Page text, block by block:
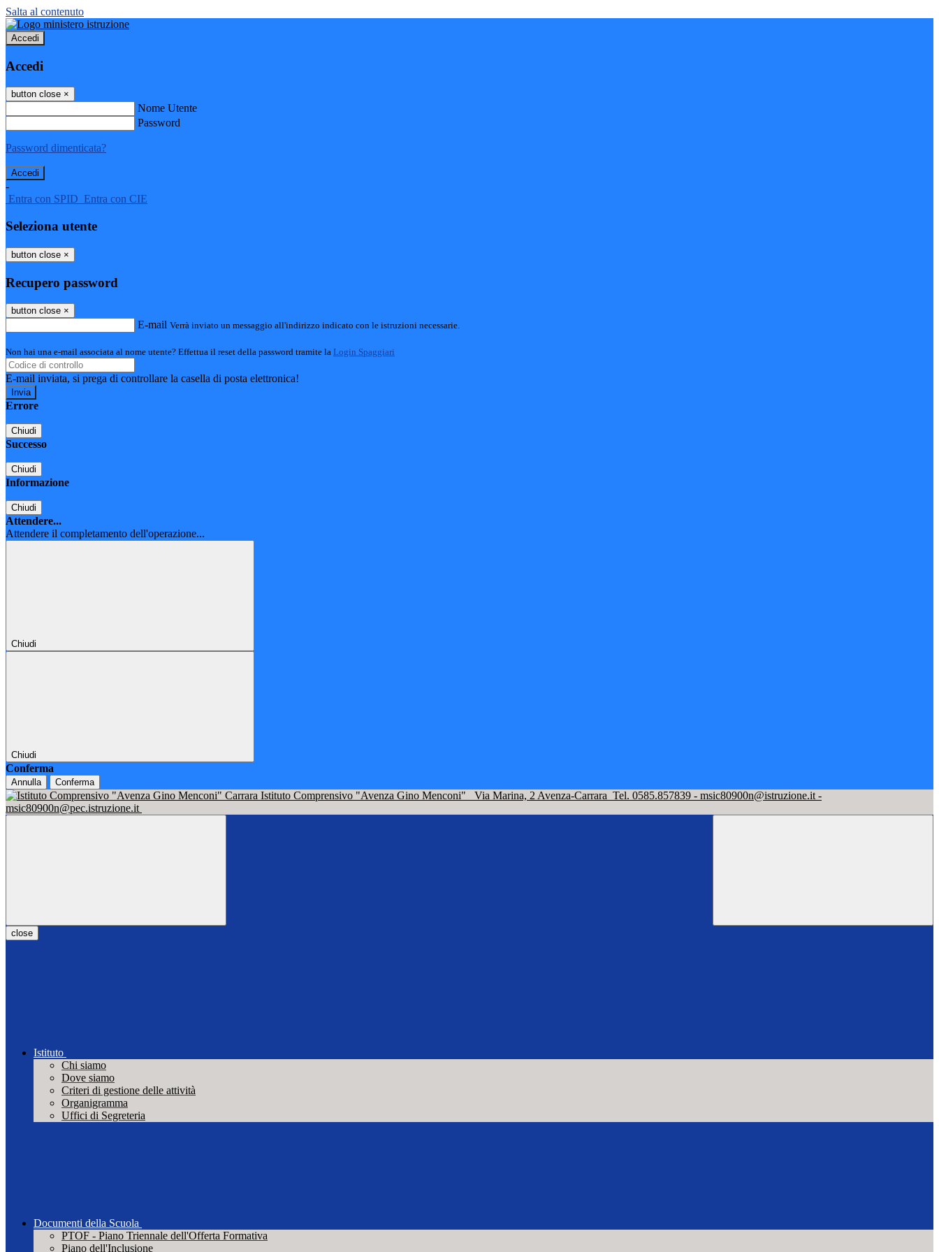
Salta al contenuto
Accedi
Accedi
button close ×
Nome Utente
Password
Password dimenticata?
-
Entra con SPID Entra con CIE
Seleziona utente
button close ×
Recupero password
button close ×
E-mail Verrà inviato un messaggio all'indirizzo indicato con le istruzioni necessarie.
Non hai una e-mail associata al nome utente? Effettua il reset della password tramite la Login Spaggiari
E-mail inviata, si prega di controllare la casella di posta elettronica!
Errore
Chiudi
Successo
Chiudi
Informazione
Chiudi
Attendere...
Attendere il completamento dell'operazione...
Chiudi
Chiudi
Conferma
Annulla Conferma
Istituto Comprensivo "Avenza Gino Menconi" Via Marina, 2 Avenza-Carrara Tel. 0585.857839 - msic80900n@istruzione.it -
msic80900n@pec.istruzione.it
close
Istituto
Chi siamo
Dove siamo
Criteri di gestione delle attività
Organigramma
Uffici di Segreteria
Documenti della Scuola
PTOF - Piano Triennale dell'Offerta Formativa
Piano dell'Inclusione